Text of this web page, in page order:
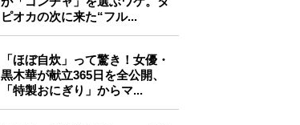
ピオカの次に来た“フル...
「ほぼ自炊」って驚き！女優・
黒木華が献立365日を全公開、
「特製おにぎり」からマ...